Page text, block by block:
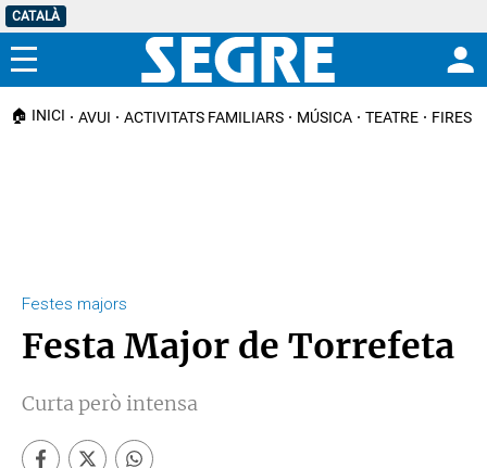
CATALÀ
Menú
🏠 INICI AVUI ACTIVITATS FAMILIARS MÚSICA TEATRE FIRES I
Festes majors
Festa Major de Torrefeta
Curta però intensa